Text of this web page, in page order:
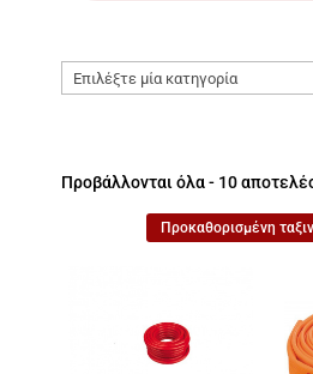
Επιλέξτε
μία
Προβάλλονται όλα - 10